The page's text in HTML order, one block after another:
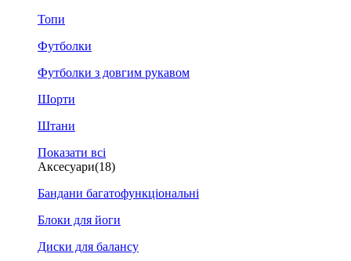
Топи
Футболки
Футболки з довгим рукавом
Шорти
Штани
Показати всі
Аксесуари(18)
Бандани багатофункціональні
Блоки для йоги
Диски для балансу